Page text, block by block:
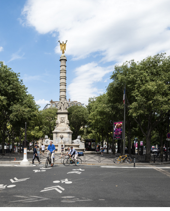
: Bach dances », cie Hofesh
Philarmonie de Paris
2023
"Coup de projecteur"
Reprise «
Shechter,
Bretagne,
28 février
Dans